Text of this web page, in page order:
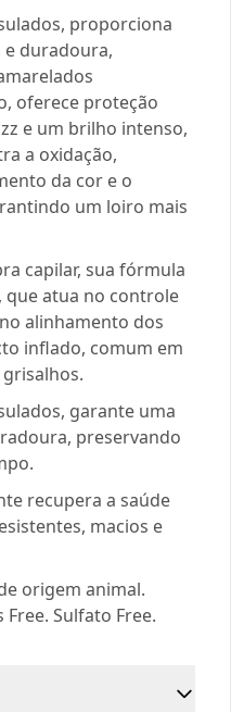
proporciona
e duradoura,
oferece proteção
e um brilho intenso,
a oxidação,
da cor e o
um loiro mais
capilar, sua fórmula
que atua no controle
alinhamento dos
inflado, comum em
garante uma
preservando
recupera a saúde
macios e
origem animal.
Sulfato Free.